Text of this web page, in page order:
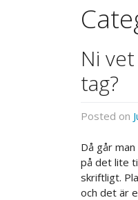
Ni
tag?
Posted on
Då går
på det lite
skriftligt.
och det är